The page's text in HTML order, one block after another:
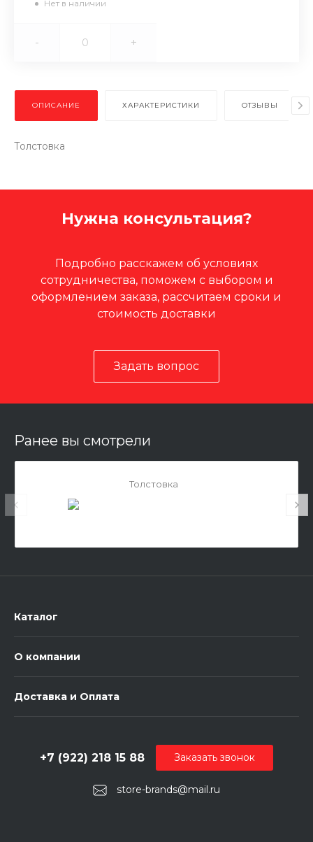
Нет в наличии
- +
ОПИСАНИЕ ХАРАКТЕРИСТИКИ ОТЗЫВЫ
Толстовка
Нужна консультация?
Подробно расскажем об условиях
сотрудничества, поможем с выбором и
оформлением заказа, рассчитаем сроки и
стоимость доставки
Задать вопрос
Ранее вы смотрели
Толстовка
Каталог
О компании
Доставка и Оплата
store-brands@mail.ru
+7 (922) 218 15 88 Заказать звонок